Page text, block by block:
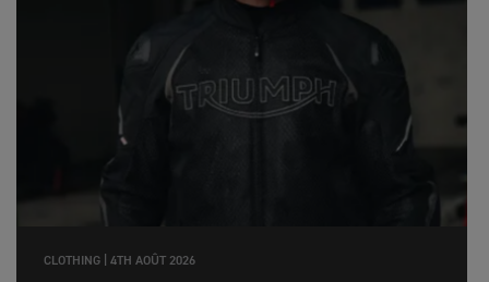
CLOTHING | 4TH AOÛT 2026